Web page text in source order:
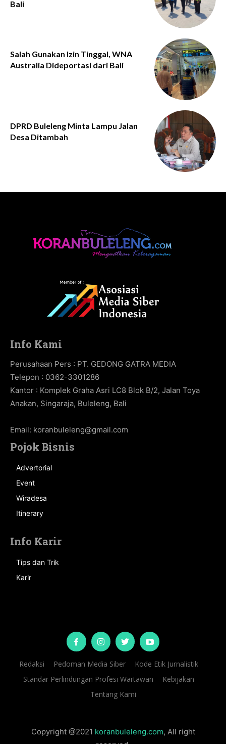
Bali
Salah Gunakan Izin Tinggal, WNA
Australia Dideportasi dari Bali
DPRD Buleleng Minta Lampu Jalan
Desa Ditambah
Info Kami
Perusahaan Pers : PT. GEDONG GATRA MEDIA
Telepon : 0362-3301286
Kantor : Komplek Graha Asri LC8 Blok B/2, Jalan Toya
Anakan, Singaraja, Buleleng, Bali
Email: koranbuleleng@gmail.com
Pojok Bisnis
Advertorial
Event
Wiradesa
Itinerary
Info Karir
Tips dan Trik
Karir
Redaksi Pedoman Media Siber
Kode Etik Jurnalistik
Standar Perlindungan Profesi Wartawan
Kebijakan
Tentang Kami
Copyright @2021 koranbuleleng.com, All right